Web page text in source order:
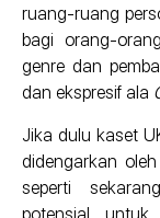
ruang-ruang
bagi orang-
genre dan
dan ekspresif ala
Jika dulu kaset
didengarkan
seperti
potensial untuk